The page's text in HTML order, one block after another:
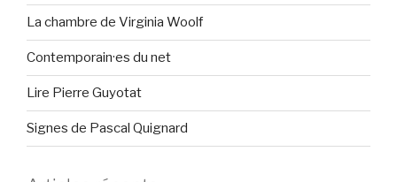
La chambre de Virginia Woolf
Contemporain·es du net
Lire Pierre Guyotat
Signes de Pascal Quignard